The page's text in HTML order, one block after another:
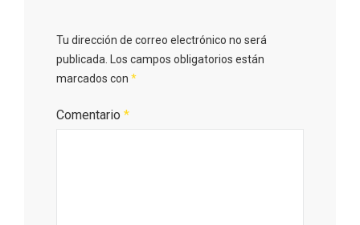
Tu dirección de correo electrónico no será
publicada.
Los campos obligatorios están
marcados con *
Comentario *
Cigales inaugura la musealización de los
arcos de la Iglesia de Santiago Apóstol